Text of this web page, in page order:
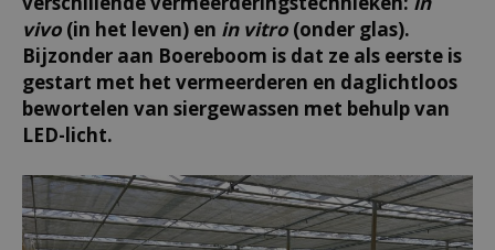
vivo (in het leven) en in vitro (onder glas).
Bijzonder aan Boereboom is dat ze als eerste is
gestart met het vermeerderen en daglichtloos
bewortelen van siergewassen met behulp van
LED-licht.